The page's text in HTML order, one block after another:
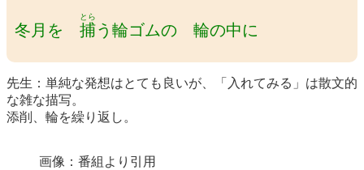
冬月を 捕
とら
う輪ゴムの 輪の中に
先生：単純な発想はとても良いが、「入れてみる」は散文的
な雑な描写。
添削、輪を繰り返し。
画像：番組より引用